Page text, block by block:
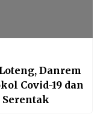
Danrem
dan